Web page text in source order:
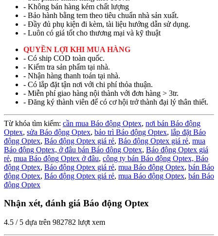
- Không bán hàng kém chất lượng
- Bảo hành bằng tem theo tiêu chuẩn nhà sản xuất.
- Đầy đủ phụ kiện đi kèm, tài liệu hướng dẫn sử dụng.
- Luôn có giá tốt cho thương mại và kỹ thuật
QUYỀN LỢI KHI MUA HÀNG
- Có ship COD toàn quốc.
- Kiểm tra sản phẩm tại nhà.
- Nhận hàng thanh toán tại nhà.
- Có lắp đặt tận nơi với chi phí thỏa thuận.
- Miễn phí giao hàng nội thành với đơn hàng > 3tr.
- Đăng ký thành viên để có cơ hội trở thành đại lý thân thiết.
Từ khóa tìm kiếm: cần mua Báo động Optex, nơi bán Báo động
Optex, sửa Báo động Optex, bảo trì Báo động Optex, lắp đặt Báo
động Optex, Báo động Optex giá rẻ, Báo động Optex giá rẻ, mua
Báo động Optex, ở đâu bán Báo động Optex, Báo động Optex giá
rẻ, mua Báo động Optex ở đâu, công ty bán Báo động Optex, Báo
động Optex, Báo động Optex giá rẻ, mua Báo động Optex, bán Báo
động Optex, Báo động Optex giá rẻ, mua Báo động Optex, bán Báo
động Optex
Nhận xét, đánh giá Báo động Optex
4.5 / 5 dựa trên 982782 lượt xem